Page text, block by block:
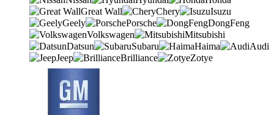
Great Wall
Chery
Isuzu
Geely
Porsche
DongFeng
Volkswagen
Mitsubishi
Datsun
Subaru Haima
Audi
Jeep
Brilliance Zotye